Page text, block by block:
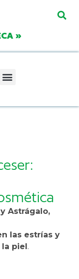
»
Astrágalo,
las estrías y
piel.